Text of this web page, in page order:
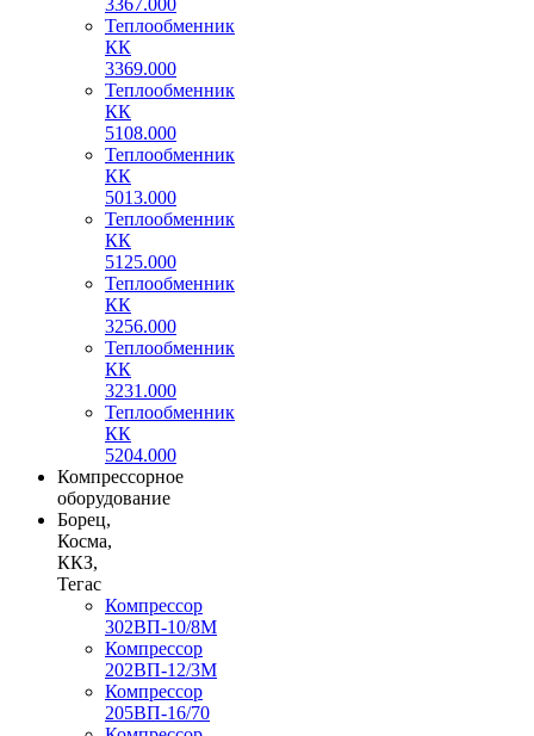
3367.000
Теплообменник
КК
3369.000
Теплообменник
КК
5108.000
Теплообменник
КК
5013.000
Теплообменник
КК
5125.000
Теплообменник
КК
3256.000
Теплообменник
КК
3231.000
Теплообменник
КК
5204.000
Компрессорное
оборудование
Борец,
Косма,
ККЗ,
Тегас
Компрессор
302ВП-10/8М
Компрессор
202ВП-12/3М
Компрессор
205ВП-16/70